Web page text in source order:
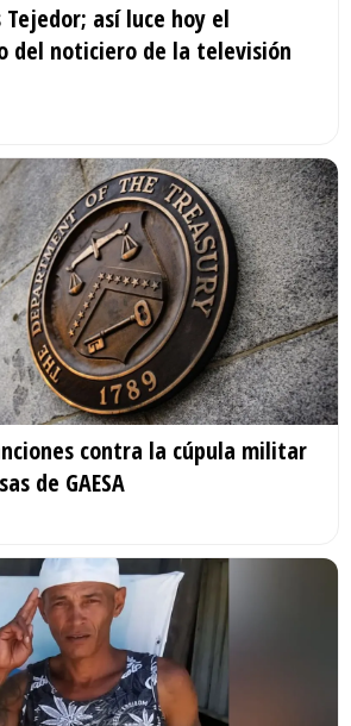
Tejedor; así luce hoy el
del noticiero de la televisión
contra la cúpula militar
de GAESA